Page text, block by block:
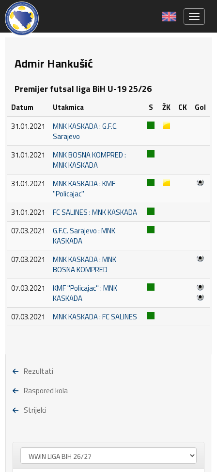
Admir Hankušić
Premijer futsal liga BiH U-19 25/26
Datum Utakmica S ŽK CK
Gol
31.01.2021
MNK KASKADA : G.F.C.
Sarajevo
31.01.2021
MNK BOSNA KOMPRED :
MNK KASKADA
31.01.2021
MNK KASKADA : KMF
''Policajac''
31.01.2021
FC SALINES : MNK KASKADA
07.03.2021
G.F.C. Sarajevo : MNK
KASKADA
07.03.2021
MNK KASKADA : MNK
BOSNA KOMPRED
07.03.2021
KMF ''Policajac'' : MNK
KASKADA
07.03.2021
MNK KASKADA : FC SALINES
Rezultati
Raspored kola
Strijelci